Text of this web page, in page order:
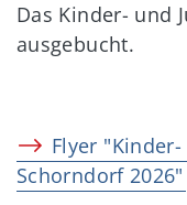
Das Kinder- und
ausgebucht.
Flyer
Schorndorf 2026"